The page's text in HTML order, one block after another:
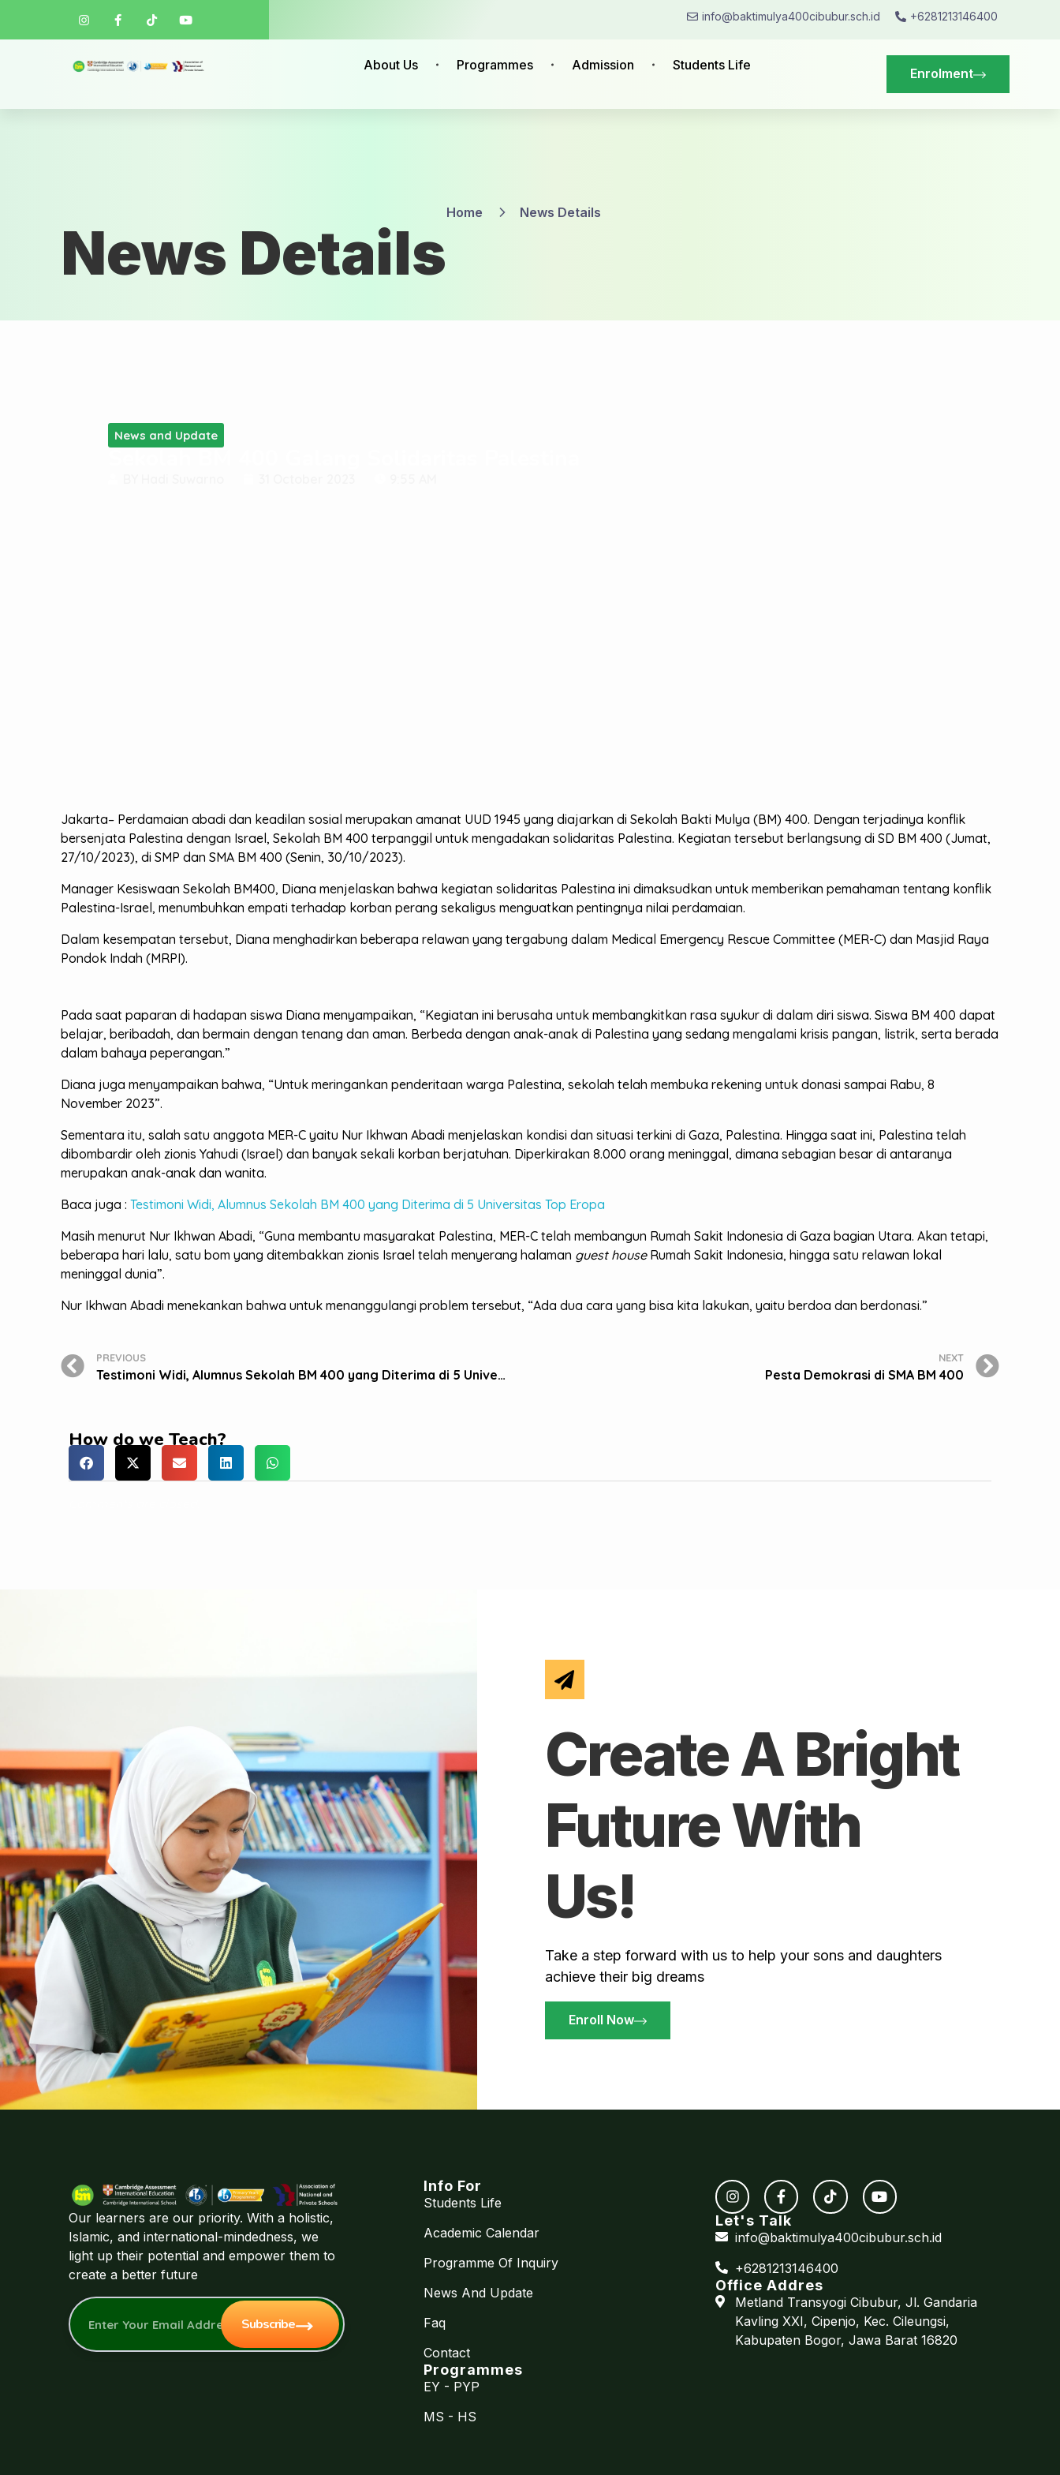
info@baktimulya400cibubur.sch.id +6281213146400
About Us Programmes Admission Students Life
Enrolment
News Details
Home News Details
News and Update
Jakarta– Perdamaian abadi dan keadilan sosial merupakan amanat UUD 1945 yang diajarkan di Sekolah Bakti Mulya (BM) 400. Dengan terjadinya konflik
bersenjata Palestina dengan Israel, Sekolah BM 400 terpanggil untuk mengadakan solidaritas Palestina. Kegiatan tersebut berlangsung di SD BM 400 (Jumat,
27/10/2023), di SMP dan SMA BM 400 (Senin, 30/10/2023).
Manager Kesiswaan Sekolah BM400, Diana menjelaskan bahwa kegiatan solidaritas Palestina ini dimaksudkan untuk memberikan pemahaman tentang konflik
Palestina-Israel, menumbuhkan empati terhadap korban perang sekaligus menguatkan pentingnya nilai perdamaian.
Dalam kesempatan tersebut, Diana menghadirkan beberapa relawan yang tergabung dalam Medical Emergency Rescue Committee (MER-C) dan Masjid Raya
Pondok Indah (MRPI).
Pada saat paparan di hadapan siswa Diana menyampaikan, “Kegiatan ini berusaha untuk membangkitkan rasa syukur di dalam diri siswa. Siswa BM 400 dapat
belajar, beribadah, dan bermain dengan tenang dan aman. Berbeda dengan anak-anak di Palestina yang sedang mengalami krisis pangan, listrik, serta berada
dalam bahaya peperangan.”
Diana juga menyampaikan bahwa, “Untuk meringankan penderitaan warga Palestina, sekolah telah membuka rekening untuk donasi sampai Rabu, 8
November 2023”.
Sementara itu, salah satu anggota MER-C yaitu Nur Ikhwan Abadi menjelaskan kondisi dan situasi terkini di Gaza, Palestina. Hingga saat ini, Palestina telah
dibombardir oleh zionis Yahudi (Israel) dan banyak sekali korban berjatuhan. Diperkirakan 8.000 orang meninggal, dimana sebagian besar di antaranya
merupakan anak-anak dan wanita.
Baca juga :Testimoni Widi, Alumnus Sekolah BM 400 yang Diterima di 5 Universitas Top Eropa
Masih menurut Nur Ikhwan Abadi, “Guna membantu masyarakat Palestina, MER-C telah membangun Rumah Sakit Indonesia di Gaza bagian Utara. Akan tetapi,
beberapa hari lalu, satu bom yang ditembakkan zionis Israel telah menyerang halaman guest houseRumah Sakit Indonesia, hingga satu relawan lokal
meninggal dunia”.
Nur Ikhwan Abadi menekankan bahwa untuk menanggulangi problem tersebut, “Ada dua cara yang bisa kita lakukan, yaitu berdoa dan berdonasi.”
PREVIOUS
Testimoni Widi, Alumnus Sekolah BM 400 yang Diterima di 5 Universitas Top Eropa
NEXT
Pesta Demokrasi di SMA BM 400
How do we Teach?
Create A Bright
Future With
Us!
Take a step forward with us to help your sons and daughters
achieve their big dreams
Enroll Now
Our learners are our priority. With a holistic,
Islamic, and international-mindedness, we
light up their potential and empower them to
create a better future
Info For
Students Life
Academic Calendar
Programme Of Inquiry
News And Update
Faq
Contact
Programmes
EY - PYP
MS - HS
Let's Talk
info@baktimulya400cibubur.sch.id
+6281213146400
Office Addres
Metland Transyogi Cibubur, Jl. Gandaria
Kavling XXI, Cipenjo, Kec. Cileungsi,
Kabupaten Bogor, Jawa Barat 16820